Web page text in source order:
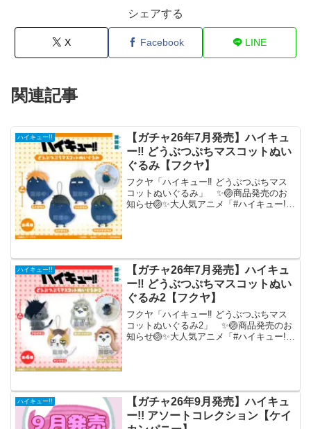
シェアする
X Facebook LINE
関連記事
ハイキュー!!
【ガチャ26年7月発売】ハイキュ
ー‼ どうぶつぷちマスコットぬい
ぐるみ【フクヤ】
フクヤ「ハイキュー‼ どうぶつぷちマス
コットぬいぐるみ」 ✨🏐商品発売のお
知らせ🏐✨大人気アニメ「#ハイキュー!!
ハイキュー!!
【ガチャ26年7月発売】ハイキュ
ー‼ どうぶつぷちマスコットぬい
ぐるみ2【フクヤ】
フクヤ「ハイキュー‼ どうぶつぷちマス
コットぬいぐるみ2」 ✨🏐商品発売のお
知らせ🏐✨大人気アニメ「#ハイキュー!!
ハイキュー!!
【ガチャ26年9月発売】ハイキュ
ー!! アソートコレクション【ケイ